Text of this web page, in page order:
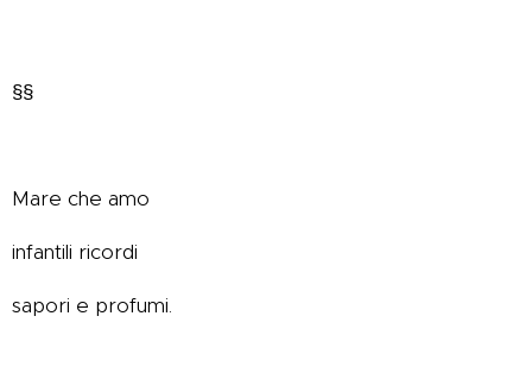
§§
Mare che amo
infantili ricordi
sapori e profumi.